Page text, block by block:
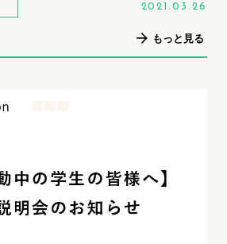
2021.03.26
もっと見る